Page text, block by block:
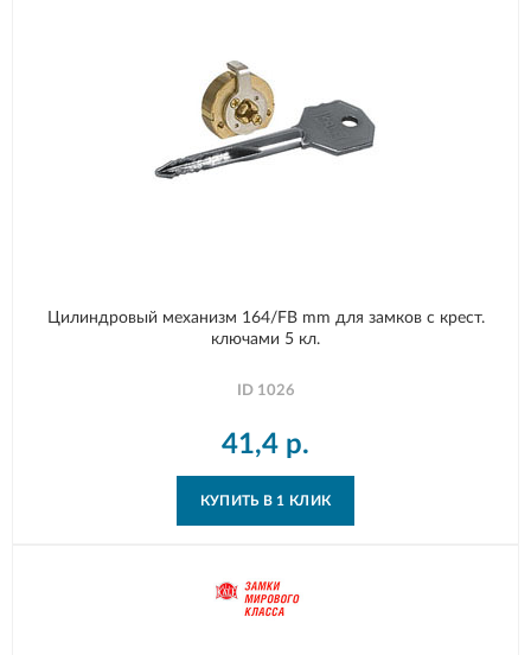
Цилиндровый механизм 164/FB mm для замков с крест.
ключами 5 кл.
ID 1026
41,4 р.
КУПИТЬ В 1 КЛИК